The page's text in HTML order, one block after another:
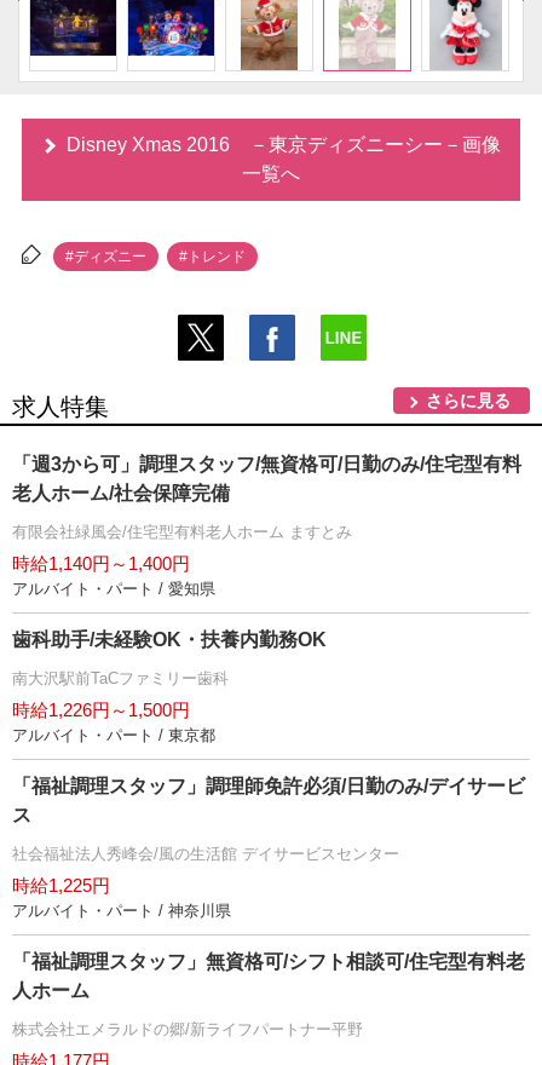
Disney Xmas 2016 －東京ディズニーシー－画像
一覧へ
#ディズニー #トレンド
求人特集 さらに見る
「週3から可」調理スタッフ/無資格可/日勤のみ/住宅型有料
老人ホーム/社会保障完備
有限会社緑風会/住宅型有料老人ホーム ますとみ
時給1,140円～1,400円
アルバイト・パート / 愛知県
歯科助手/未経験OK・扶養内勤務OK
南大沢駅前TaCファミリー歯科
時給1,226円～1,500円
アルバイト・パート / 東京都
「福祉調理スタッフ」調理師免許必須/日勤のみ/デイサービ
ス
社会福祉法人秀峰会/風の生活館 デイサービスセンター
時給1,225円
アルバイト・パート / 神奈川県
「福祉調理スタッフ」無資格可/シフト相談可/住宅型有料老
人ホーム
株式会社エメラルドの郷/新ライフパートナー平野